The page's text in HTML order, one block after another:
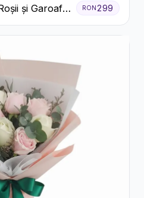
și Garoafe
RON299